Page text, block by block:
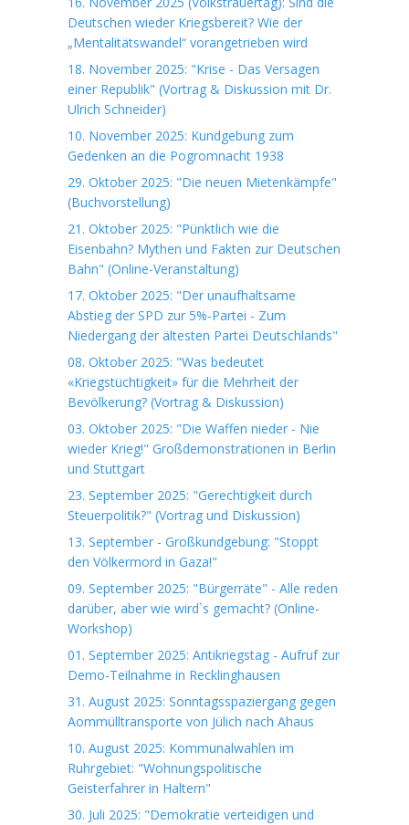
Deutschen wieder Kriegsbereit? Wie der
„Mentalitätswandel“ vorangetrieben wird
18. November 2025: "Krise - Das Versagen
einer Republik" (Vortrag & Diskussion mit Dr.
Ulrich Schneider)
10. November 2025: Kundgebung zum
Gedenken an die Pogromnacht 1938
29. Oktober 2025: "Die neuen Mietenkämpfe"
(Buchvorstellung)
21. Oktober 2025: "Pünktlich wie die
Eisenbahn? Mythen und Fakten zur Deutschen
Bahn" (Online-Veranstaltung)
17. Oktober 2025: "Der unaufhaltsame
Abstieg der SPD zur 5%-Partei - Zum
Niedergang der ältesten Partei Deutschlands"
08. Oktober 2025: "Was bedeutet
«Kriegstüchtigkeit» für die Mehrheit der
Bevölkerung? (Vortrag & Diskussion)
03. Oktober 2025: "Die Waffen nieder - Nie
wieder Krieg!" Großdemonstrationen in Berlin
und Stuttgart
23. September 2025: "Gerechtigkeit durch
Steuerpolitik?" (Vortrag und Diskussion)
13. September - Großkundgebung: "Stoppt
den Völkermord in Gaza!"
09. September 2025: "Bürgerräte" - Alle reden
darüber, aber wie wird`s gemacht? (Online-
Workshop)
01. September 2025: Antikriegstag - Aufruf zur
Demo-Teilnahme in Recklinghausen
31. August 2025: Sonntagsspaziergang gegen
Aommülltransporte von Jülich nach Ahaus
10. August 2025: Kommunalwahlen im
Ruhrgebiet: "Wohnungspolitische
Geisterfahrer in Haltern"
30. Juli 2025: "Demokratie verteidigen und